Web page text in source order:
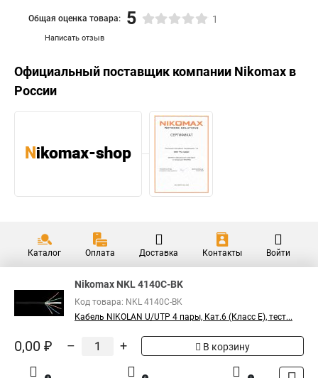
Написать отзыв
Общая оценка товара: 5 1
Официальный поставщик компании Nikomax в
России
Каталог Оплата Доставка Контакты Войти
Nikomax NKL 4140C-BK
Код товара: NKL 4140C-BK
Кабель NIKOLAN U/UTP 4 пары, Кат.6 (Класс E), тест...
0,00 ₽ – + В корзину